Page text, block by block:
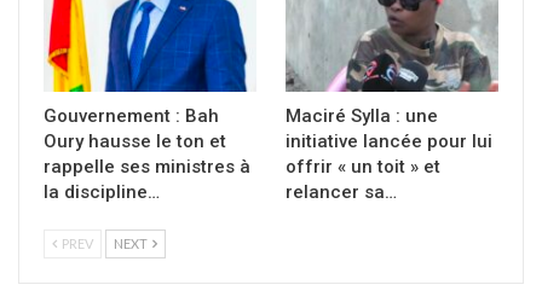
Gouvernement : Bah
Oury hausse le ton et
rappelle ses ministres à
la discipline…
Maciré Sylla : une
initiative lancée pour lui
offrir « un toit » et
relancer sa…
PREV NEXT